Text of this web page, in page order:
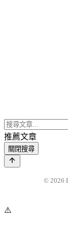
推薦文章
關閉搜尋
© 2026
⚠️